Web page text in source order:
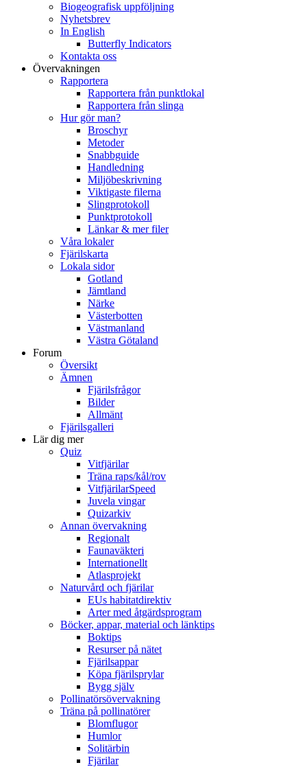
Biogeografisk uppföljning
Nyhetsbrev
In English
Butterfly Indicators
Kontakta oss
Övervakningen
Rapportera
Rapportera från punktlokal
Rapportera från slinga
Hur gör man?
Broschyr
Metoder
Snabbguide
Handledning
Miljöbeskrivning
Viktigaste filerna
Slingprotokoll
Punktprotokoll
Länkar & mer filer
Våra lokaler
Fjärilskarta
Lokala sidor
Gotland
Jämtland
Närke
Västerbotten
Västmanland
Västra Götaland
Forum
Översikt
Ämnen
Fjärilsfrågor
Bilder
Allmänt
Fjärilsgalleri
Lär dig mer
Quiz
Vitfjärilar
Träna raps/kål/rov
VitfjärilarSpeed
Juvela vingar
Quizarkiv
Annan övervakning
Regionalt
Faunaväkteri
Internationellt
Atlasprojekt
Naturvård och fjärilar
EUs habitatdirektiv
Arter med åtgärdsprogram
Böcker, appar, material och länktips
Boktips
Resurser på nätet
Fjärilsappar
Köpa fjärilsprylar
Bygg själv
Pollinatörsövervakning
Träna på pollinatörer
Blomflugor
Humlor
Solitärbin
Fjärilar